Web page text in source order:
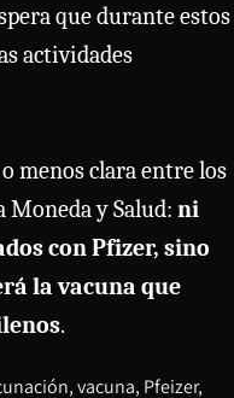
que durante estos
actividades
menos clara entre los
Moneda y Salud: ni
con Pfizer, sino
la vacuna que
.
vacuna Pfeizer